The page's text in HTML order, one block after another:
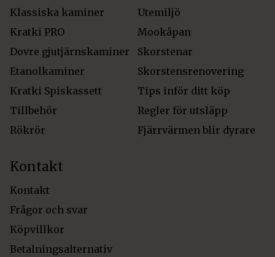
Klassiska kaminer
Kratki PRO
Dovre gjutjärnskaminer
Etanolkaminer
Kratki Spiskassett
Tillbehör
Rökrör
Utemiljö
Mookåpan
Skorstenar
Skorstensrenovering
Tips inför ditt köp
Regler för utsläpp
Fjärrvärmen blir dyrare
Kontakt
Kontakt
Frågor och svar
Köpvillkor
Betalningsalternativ